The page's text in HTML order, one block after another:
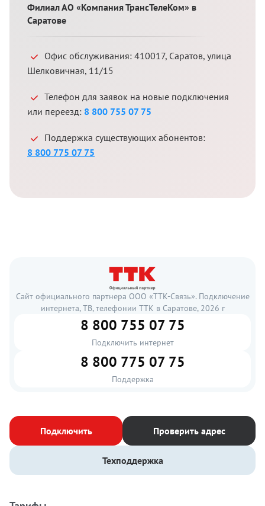
Филиал АО «Компания ТрансТелеКом» в
Саратове
Офис обслуживания: 410017, Саратов, улица
Шелковичная, 11/15
Телефон для заявок на новые подключения
или переезд: 8 800 755 07 75
Поддержка существующих абонентов:
8 800 775 07 75
Сайт официального партнера ООО «ТТК-Связь». Подключение
интернета, ТВ, телефонии ТТК в Саратове, 2026 г
8 800 755 07 75
Подключить интернет
8 800 775 07 75
Поддержка
Подключить Проверить адрес
Техподдержка